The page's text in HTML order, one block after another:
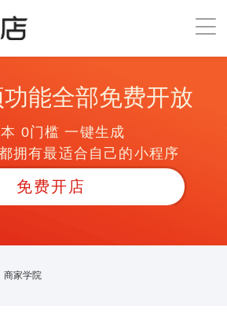
功能全部免费开放
0门槛 一键生成
拥有最适合自己的小程序
免费开店
商家学院